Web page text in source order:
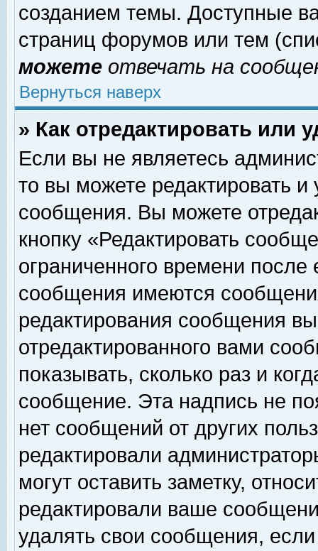
созданием темы. Доступные
страниц форумов или тем
можете отвечать на
Вернуться наверх
» Как отредактировать или
Если вы не являетесь
то вы можете редактировать и
сообщения. Вы можете
кнопку «Редактировать
ограниченного времени
сообщения имеются
редактирования сообщения
отредактированного вами
показывать, сколько раз и
сообщение. Эта надпись не
нет сообщений от других
редактировали
могут оставить заметку,
редактировали ваше
удалять свои сообщения,